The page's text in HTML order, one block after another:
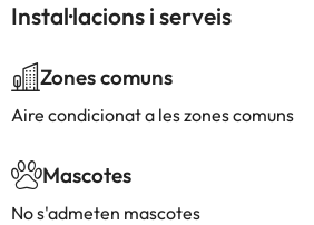
Instal·lacions i serveis
Zones comuns
Aire condicionat a les zones comuns
Mascotes
No s'admeten mascotes